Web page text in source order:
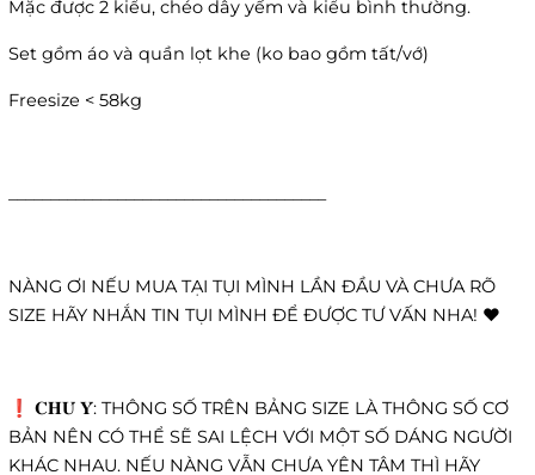
Mặc được 2 kiểu, chéo dây yếm và kiểu bình thường.
Set gồm áo và quần lọt khe (ko bao gồm tất/vớ)
Freesize < 58kg
NÀNG ƠI NẾU MUA TẠI TỤI MÌNH LẦN ĐẦU VÀ CHƯA RÕ
SIZE HÃY NHẮN TIN TỤI MÌNH ĐỂ ĐƯỢC TƯ VẤN NHA! ❤️
❗️ 𝐂𝐇𝐔́ 𝐘́: THÔNG SỐ TRÊN BẢNG SIZE LÀ THÔNG SỐ CƠ
BẢN NÊN CÓ THỂ SẼ SAI LỆCH VỚI MỘT SỐ DÁNG NGƯỜI
KHÁC NHAU. NẾU NÀNG VẪN CHƯA YÊN TÂM THÌ HÃY